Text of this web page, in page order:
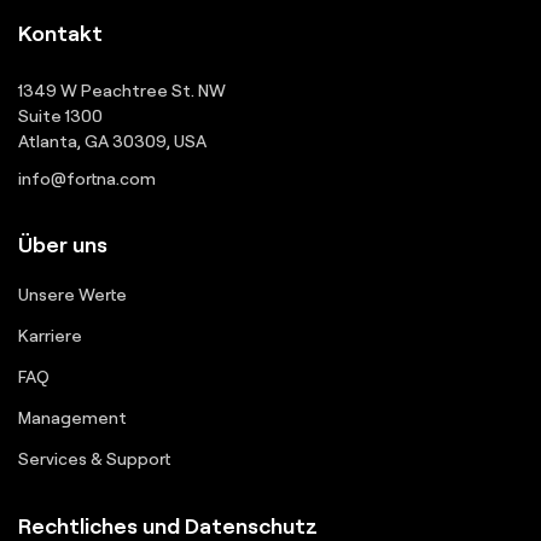
Kontakt
1349 W Peachtree St. NW
Suite 1300
Atlanta, GA 30309, USA
info@fortna.com
Über uns
Unsere Werte
Karriere
FAQ
Management
Services & Support
Rechtliches und Datenschutz